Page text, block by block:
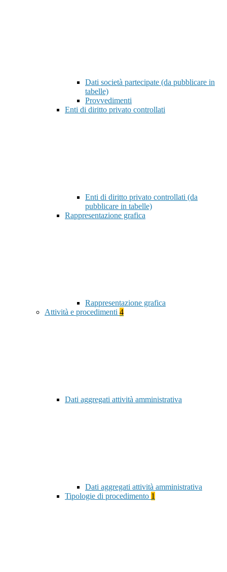
Dati società partecipate (da pubblicare in
tabelle)
Provvedimenti
Enti di diritto privato controllati
Enti di diritto privato controllati (da
pubblicare in tabelle)
Rappresentazione grafica
Rappresentazione grafica
Attività e procedimenti 4
Dati aggregati attività amministrativa
Dati aggregati attività amministrativa
Tipologie di procedimento 1